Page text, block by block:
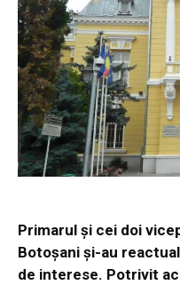
Primarul și cei doi
Botoșani și-au
de interese. Potrivit